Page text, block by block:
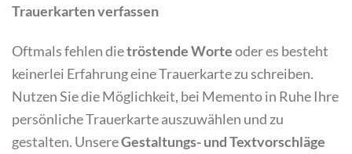
Trauerkarten verfassen
Oftmals fehlen dietröstende Worteoder es besteht
keinerlei Erfahrung eine Trauerkarte zu schreiben.
Nutzen Sie die Möglichkeit, bei Memento in Ruhe Ihre
persönliche Trauerkarte auszuwählen und zu
gestalten. UnsereGestaltungs- und Textvorschläge